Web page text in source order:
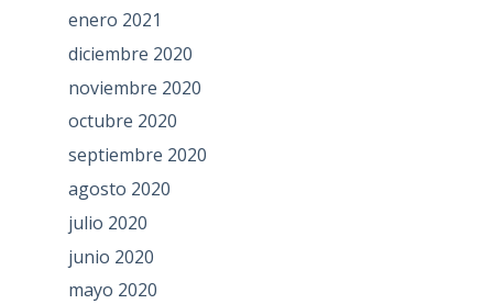
enero 2021
diciembre 2020
noviembre 2020
octubre 2020
septiembre 2020
agosto 2020
julio 2020
junio 2020
mayo 2020